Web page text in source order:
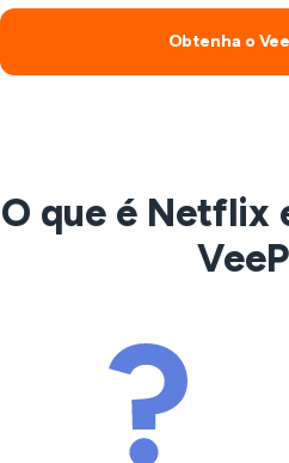
Obtenha o
O que é Netflix